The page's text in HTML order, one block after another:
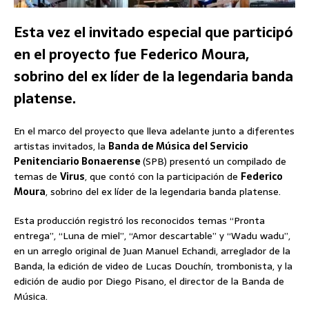
Esta vez el invitado especial que participó
en el proyecto fue Federico Moura,
sobrino del ex líder de la legendaria banda
platense.
En el marco del proyecto que lleva adelante junto a diferentes
artistas invitados, la Banda de Música del Servicio
Penitenciario Bonaerense(SPB) presentó un compilado de
temas de Virus, que contó con la participación de Federico
Moura, sobrino del ex líder de la legendaria banda platense.
Esta producción registró los reconocidos temas “Pronta
entrega”, “Luna de miel”, “Amor descartable” y “Wadu wadu”,
en un arreglo original de Juan Manuel Echandi, arreglador de la
Banda, la edición de video de Lucas Douchín, trombonista, y la
edición de audio por Diego Pisano, el director de la Banda de
Música.